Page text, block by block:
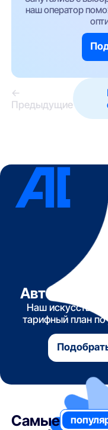
наш оператор
←
Предыдущие
Наш
тарифный план
Самые